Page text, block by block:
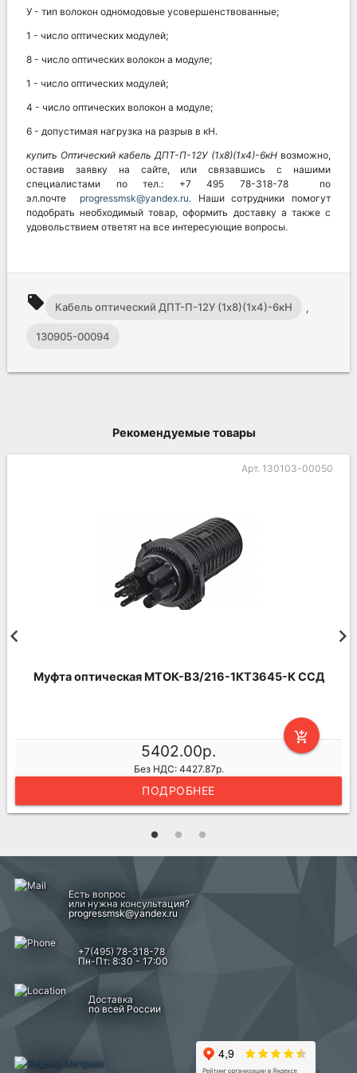
У - тип волокон одномодовые усовершенствованные;
1 - число оптических модулей;
8 - число оптических волокон а модуле;
1 - число оптических модулей;
4 - число оптических волокон а модуле;
6 - допустимая нагрузка на разрыв в кН.
купить Оптический кабельДПТ-П-12У (1х8)(1х4)-6кН возможно,
оставив заявку на сайте, или связавшись с нашими
специалистами по тел.: +7 495 78-318-78 по
эл.почте progressmsk@yandex.ru. Наши сотрудники помогут
подобрать необходимый товар, оформить доставку а также с
удовольствием ответят на все интересующие вопросы.
local_offer Кабель оптический ДПТ-П-12У (1х8)(1х4)-6кН ,
130905-00094
Рекомендуемые товары
Арт. 130103-00050
Муфта оптическая МТОК-В3/216-1КТ3645-К ССД
add_shopping_cart
5402.00р.
Без НДС: 4427.87р.
ПОДРОБНЕЕ
Есть вопрос
или нужна консультация?
progressmsk@yandex.ru
+7(495) 78-318-78
Пн-Пт: 8:30 - 17:00
Доставка
по всей России